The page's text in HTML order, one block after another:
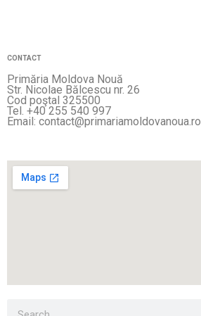
CONTACT
Primăria Moldova Nouă
Str. Nicolae Bălcescu nr. 26
Cod poştal 325500
Tel. +40 255 540 997
Email: contact@primariamoldovanoua.ro